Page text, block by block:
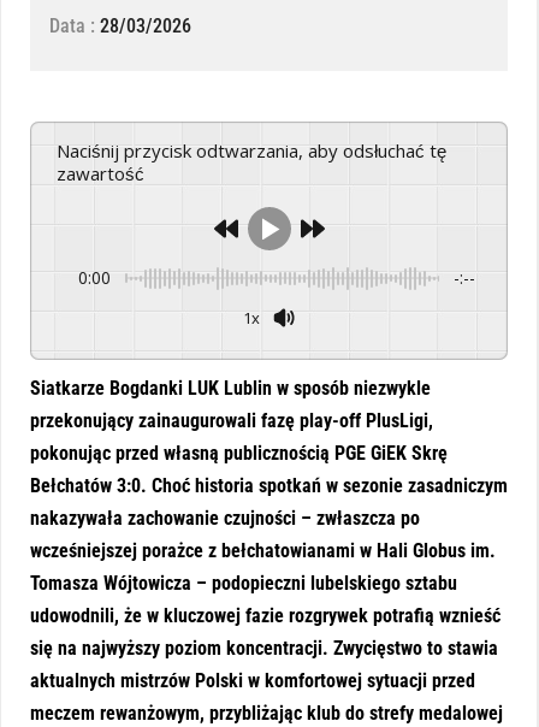
Data : 28/03/2026
Naciśnij przycisk odtwarzania, aby odsłuchać tę
zawartość
0:00 -:--
1x
Siatkarze Bogdanki LUK Lublin w sposób niezwykle
przekonujący zainaugurowali fazę play-off PlusLigi,
pokonując przed własną publicznością PGE GiEK Skrę
Bełchatów 3:0. Choć historia spotkań w sezonie zasadniczym
nakazywała zachowanie czujności – zwłaszcza po
wcześniejszej porażce z bełchatowianami w Hali Globus im.
Tomasza Wójtowicza – podopieczni lubelskiego sztabu
udowodnili, że w kluczowej fazie rozgrywek potrafią wznieść
się na najwyższy poziom koncentracji. Zwycięstwo to stawia
aktualnych mistrzów Polski w komfortowej sytuacji przed
meczem rewanżowym, przybliżając klub do strefy medalowej